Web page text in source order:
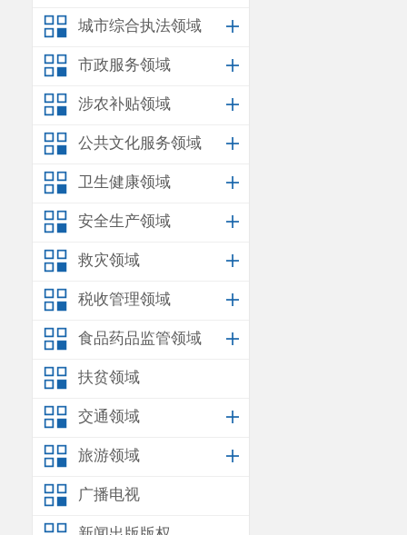
城市综合执法领域
市政服务领域
涉农补贴领域
公共文化服务领域
卫生健康领域
安全生产领域
救灾领域
税收管理领域
食品药品监管领域
扶贫领域
交通领域
旅游领域
广播电视